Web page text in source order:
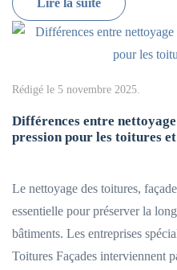
Lire la suite
Rédigé le 5 novembre 2025
Différences entre
pression pour les toitures
Le nettoyage des toitures,
essentielle pour préserver la
bâtiments. Les entreprises
Toitures Façades interviennent